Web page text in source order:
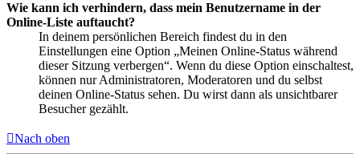
Wie kann ich verhindern, dass mein Benutzername in der
Online-Liste auftaucht?
In deinem persönlichen Bereich findest du in den
Einstellungen eine Option „Meinen Online-Status während
dieser Sitzung verbergen“. Wenn du diese Option einschaltest,
können nur Administratoren, Moderatoren und du selbst
deinen Online-Status sehen. Du wirst dann als unsichtbarer
Besucher gezählt.
Nach oben